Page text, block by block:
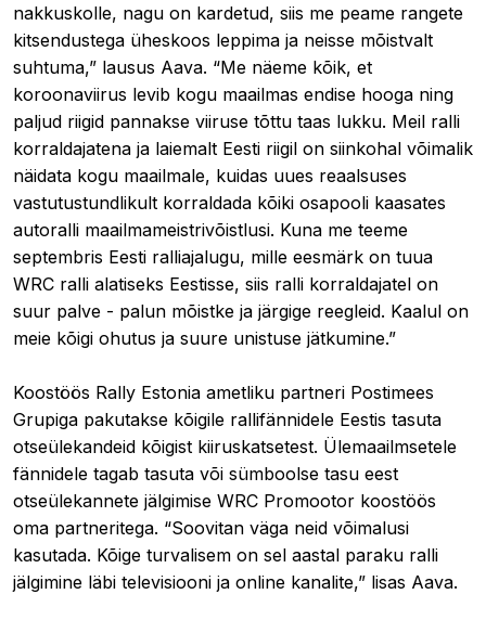
nakkuskolle, nagu on kardetud, siis me peame rangete
kitsendustega üheskoos leppima ja neisse mõistvalt
suhtuma,” lausus Aava. “Me näeme kõik, et
koroonaviirus levib kogu maailmas endise hooga ning
paljud riigid pannakse viiruse tõttu taas lukku. Meil ralli
korraldajatena ja laiemalt Eesti riigil on siinkohal võimalik
näidata kogu maailmale, kuidas uues reaalsuses
vastutustundlikult korraldada kõiki osapooli kaasates
autoralli maailmameistrivõistlusi. Kuna me teeme
septembris Eesti ralliajalugu, mille eesmärk on tuua
WRC ralli alatiseks Eestisse, siis ralli korraldajatel on
suur palve - palun mõistke ja järgige reegleid. Kaalul on
meie kõigi ohutus ja suure unistuse jätkumine.”
Koostöös Rally Estonia ametliku partneri Postimees
Grupiga pakutakse kõigile rallifännidele Eestis tasuta
otseülekandeid kõigist kiiruskatsetest. Ülemaailmsetele
fännidele tagab tasuta või sümboolse tasu eest
otseülekannete jälgimise WRC Promootor koostöös
oma partneritega. “Soovitan väga neid võimalusi
kasutada. Kõige turvalisem on sel aastal paraku ralli
jälgimine läbi televisiooni ja online kanalite,” lisas Aava.